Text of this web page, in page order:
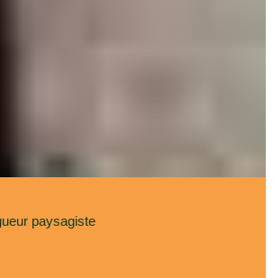
paysagiste
élagueur